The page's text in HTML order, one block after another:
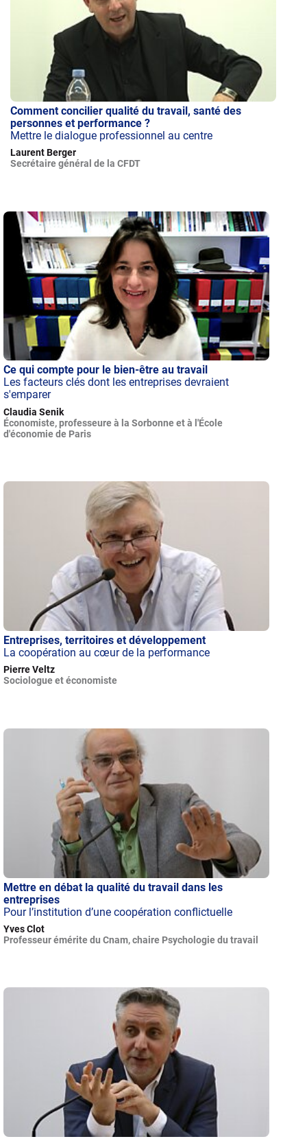
Comment concilier qualité du travail, santé des
personnes et performance ?
Mettre le dialogue professionnel au centre
Laurent Berger
Secrétaire général de la CFDT
Ce qui compte pour le bien-être au travail
Les facteurs clés dont les entreprises devraient
s'emparer
Claudia Senik
Économiste, professeure à la Sorbonne et à l'École
d'économie de Paris
Entreprises, territoires et développement
La coopération au cœur de la performance
Pierre Veltz
Sociologue et économiste
Mettre en débat la qualité du travail dans les
entreprises
Pour l’institution d’une coopération conflictuelle
Yves Clot
Professeur émérite du Cnam, chaire Psychologie du travail